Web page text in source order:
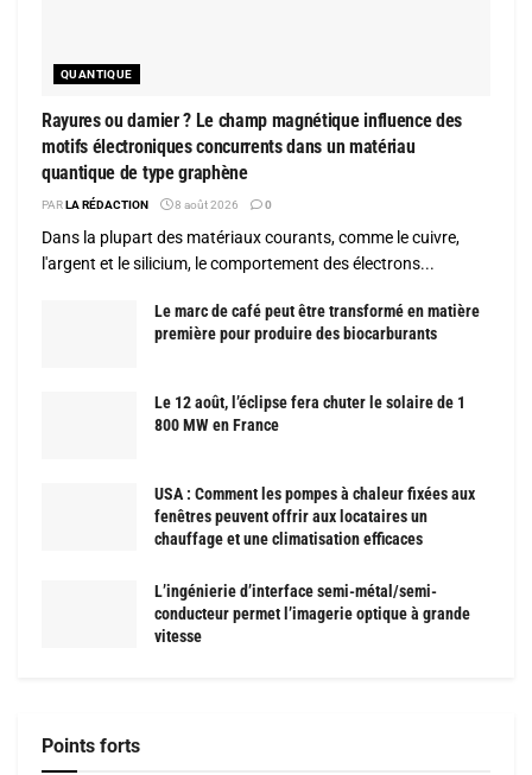
QUANTIQUE
Rayures ou damier ? Le champ magnétique influence des
motifs électroniques concurrents dans un matériau
quantique de type graphène
PARLA RÉDACTION 8 août 2026 0
Dans la plupart des matériaux courants, comme le cuivre,
l'argent et le silicium, le comportement des électrons...
Le marc de café peut être transformé en matière
première pour produire des biocarburants
Le 12 août, l’éclipse fera chuter le solaire de 1
800 MW en France
USA : Comment les pompes à chaleur fixées aux
fenêtres peuvent offrir aux locataires un
chauffage et une climatisation efficaces
L’ingénierie d’interface semi-métal/semi-
conducteur permet l’imagerie optique à grande
vitesse
Points forts